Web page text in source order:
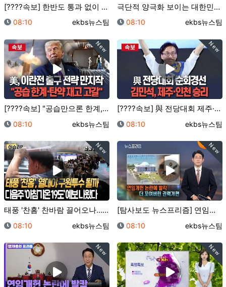
[????속보] 한반도 통과 없이 도망간(?) 태풍 '…
등록일
08:10 등록자
ekbs뉴스팀
극단적 양극화 보이는 대한민국 날씨…펄펄 끓는 서울 v…
등록일
08:10 등록자
ekbs뉴스팀
New
[????속보] "공습만으론 한계, 탄약 재고도 줄어"…
등록일
08:10 등록자
ekbs뉴스팀
New
[????속보] 與 전당대회 제주·인천 합산 결과 김…
등록일
08:10 등록자
ekbs뉴스팀
New
태풍 '찬홈' 찬바람 끌어오나…유럽중기예보센터 "다음 …
등록일
08:10 등록자
ekbs뉴스팀
New
[탐사보도 뉴스프리즘] 연임개헌 논란에 발칵..더 꼬여…
등록일
08:10 등록자
ekbs뉴스팀
New New